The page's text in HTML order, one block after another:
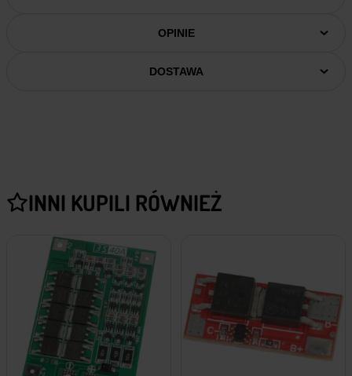
OPINIE
DOSTAWA
INNI KUPILI RÓWNIEŻ